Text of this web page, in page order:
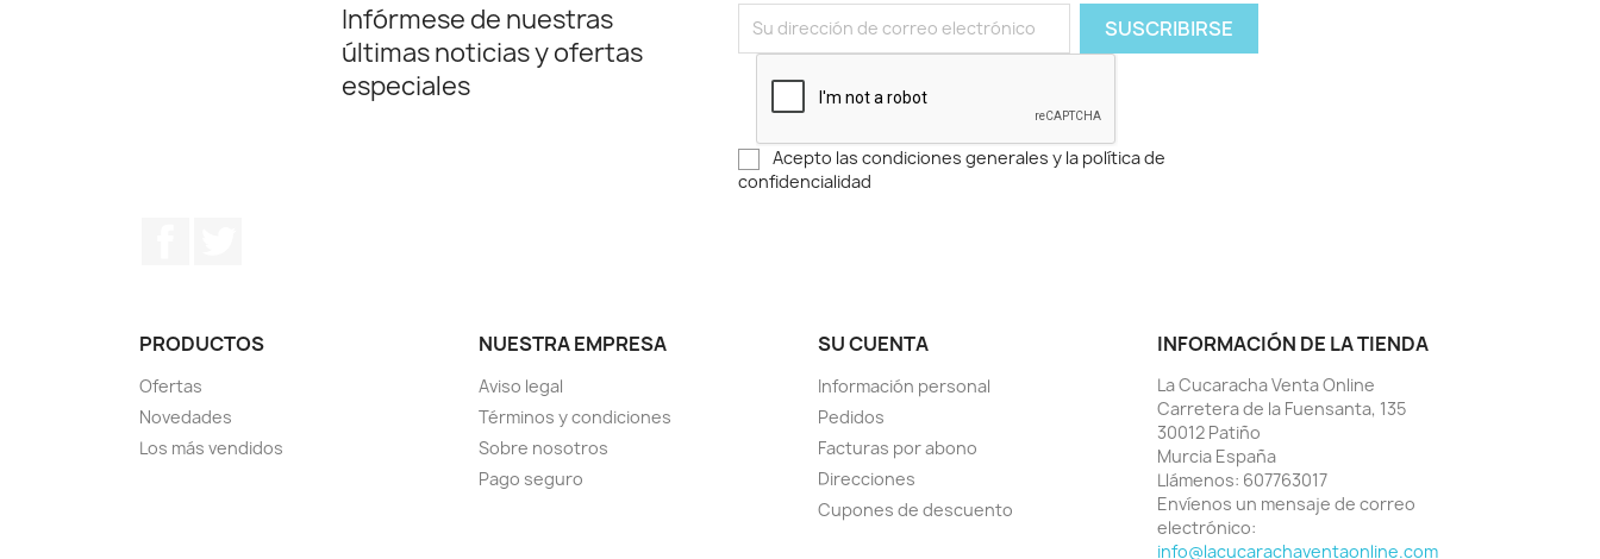
Infórmese de nuestras
últimas noticias y ofertas
especiales
Acepto las condiciones generales y la política de
confidencialidad
PRODUCTOS
Ofertas
Novedades
Los más vendidos
NUESTRA EMPRESA
Aviso legal
Términos y condiciones
Sobre nosotros
Pago seguro
SU CUENTA
Información personal
Pedidos
Facturas por abono
Direcciones
Cupones de descuento
INFORMACIÓN DE LA TIENDA
La Cucaracha Venta Online
Carretera de la Fuensanta, 135
30012 Patiño
Murcia España
Llámenos: 607763017
Envíenos un mensaje de correo
electrónico:
info@lacucarachaventaonline.com